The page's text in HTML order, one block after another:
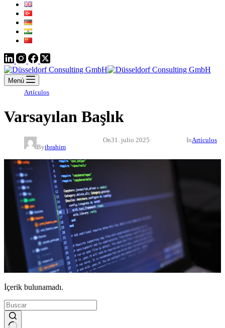
Menú
Artículos
Varsayılan Başlık
Byibrahim
On31. julio 2025 InArtículos
İçerik bulunamadı.